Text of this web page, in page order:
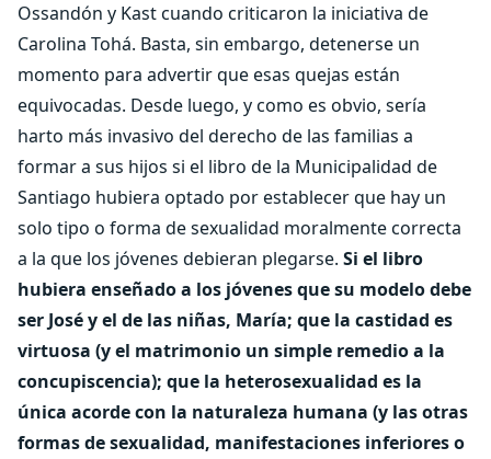
Ossandón y Kast cuando criticaron la iniciativa de
Carolina Tohá. Basta, sin embargo, detenerse un
momento para advertir que esas quejas están
equivocadas. Desde luego, y como es obvio, sería
harto más invasivo del derecho de las familias a
formar a sus hijos si el libro de la Municipalidad de
Santiago hubiera optado por establecer que hay un
solo tipo o forma de sexualidad moralmente correcta
a la que los jóvenes debieran plegarse. Si el libro
hubiera enseñado a los jóvenes que su modelo debe
ser José y el de las niñas, María; que la castidad es
virtuosa (y el matrimonio un simple remedio a la
concupiscencia); que la heterosexualidad es la
única acorde con la naturaleza humana (y las otras
formas de sexualidad, manifestaciones inferiores o